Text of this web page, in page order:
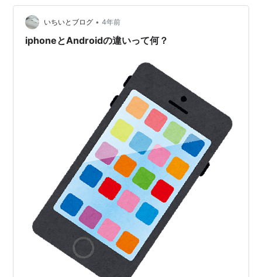
習は訪れません。 いつも同じような人といたり、違う人
でも同じような関わり方では、 後ろを振り返ってみた
時、あまり自分が前進していな…
いちいとブログ • 4年前
iphoneとAndroidの違いって何？